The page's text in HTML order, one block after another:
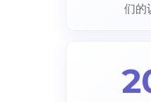
们的